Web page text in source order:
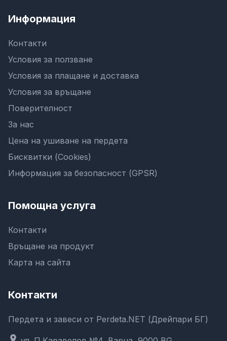
Информация
Контакти
Условия за ползване
Условия за плащане и доставка
Условия за връщане
Поверителност
За нас
Цена на ушиване на пердета
Бисквитки (Cookies)
Информация за безопасност (GPSR)
Помощна услуга
Контакти
Връщане на продукт
Карта на сайта
Контакти
Пердета и завеси от Perdeta.NET (Дрейпари БГ)
location_on